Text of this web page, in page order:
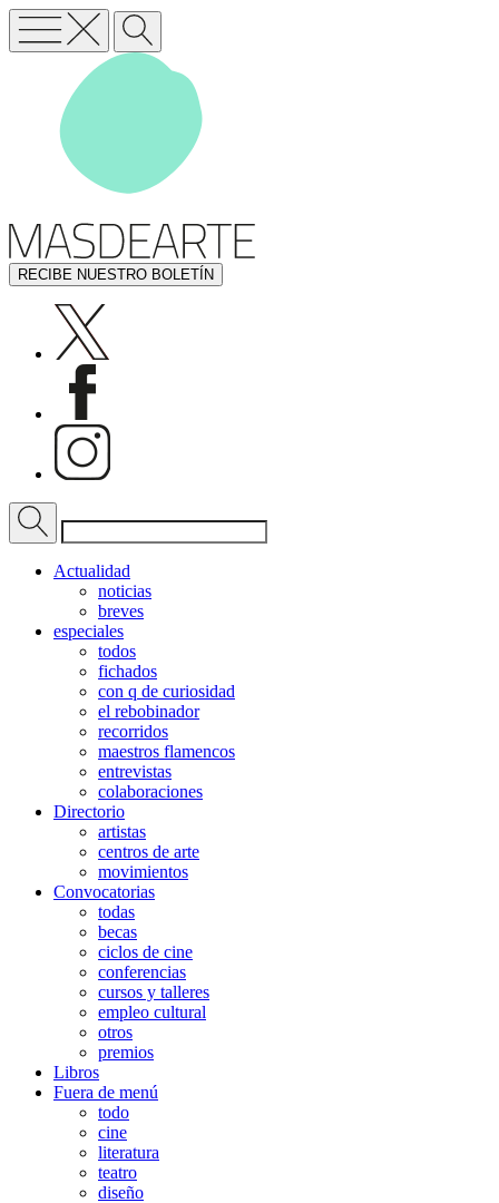
RECIBE NUESTRO BOLETÍN
Actualidad
noticias
breves
especiales
todos
fichados
con q de curiosidad
el rebobinador
recorridos
maestros flamencos
entrevistas
colaboraciones
Directorio
artistas
centros de arte
movimientos
Convocatorias
todas
becas
ciclos de cine
conferencias
cursos y talleres
empleo cultural
otros
premios
Libros
Fuera de menú
todo
cine
literatura
teatro
diseño